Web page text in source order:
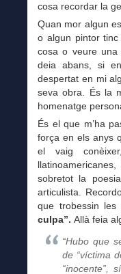
cosa recordar la
Quan mor algun
o algun pintor tinc
cosa o veure una
deia abans, si
despertat en mi
seva obra. És la
homenatge
És el que m’ha
força en els anys
el vaig
sobretot la
articulista.
que trobessin
culpa”. Allà feia
“Hubo que
de “víctima
“inocente”,